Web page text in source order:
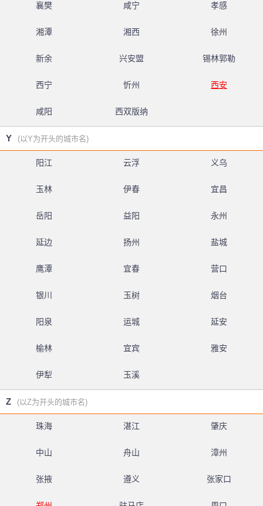
襄樊 咸宁 孝感
湘潭 湘西 徐州
新余 兴安盟 锡林郭勒
西宁 忻州 西安
咸阳 西双版纳
Y (以Y为开头的城市名)
阳江 云浮 义乌
玉林 伊春 宜昌
岳阳 益阳 永州
延边 扬州 盐城
鹰潭 宜春 营口
银川 玉树 烟台
阳泉 运城 延安
榆林 宜宾 雅安
伊犁 玉溪
Z (以Z为开头的城市名)
珠海 湛江 肇庆
中山 舟山 漳州
张掖 遵义 张家口